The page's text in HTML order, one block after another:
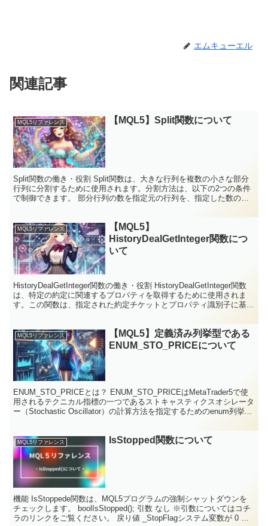
エムキューエル
関連記事
MQL5リファレンス 【MQL5】Split関数について
Split関数の働き・役割 Split関数は、大きな行列を複数の小さな部分
行列に分割するために使用されます。分割方法は、以下の2つの条件
で制御できます。 部分行列の数を指定元の行列を、指定した数の
MQL5リファレンス
【MQL5】
HistoryDealGetInteger関数につ
いて
HistoryDealGetInteger関数の働き・役割 HistoryDealGetInteger関数
は、特定の約定に関連するプロパティを取得するために使用されま
す。この関数は、指定された約定チケットとプロパティ識別子に基づ
MQL5リファレンス
【MQL5】定義済み列挙型である
ENUM_STO_PRICEについて
ENUM_STO_PRICEとは？ ENUM_STO_PRICEはMetaTrader5で使
用されるテクニカル指標の一つであるストキャスティクスオシレータ
ー（Stochastic Oscillator）の計算方法を指定するためのenum列挙...
MQL5リファレンス IsStopped関数について
機能 IsStoppede関数は、MQL5プログラムの強制シャットダウンを
チェックします。 boolIsStopped(); 引数 なし ※引数についてはコチ
ラのリンクをご覧ください。 戻り値 _StopFlagシステム変数が 0 以